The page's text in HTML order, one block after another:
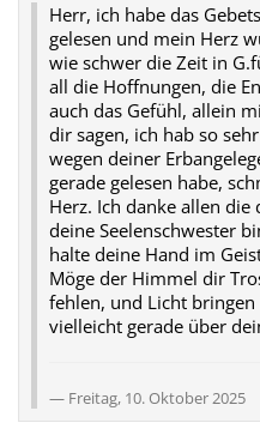
Herr, ich habe das
gelesen und mein Herz
wie schwer die Zeit in
all die Hoffnungen, die
auch das Gefühl, allein
dir sagen, ich hab so
wegen deiner
gerade gelesen habe,
Herz. Ich danke allen
deine Seelenschwester
halte deine Hand im
Möge der Himmel dir
fehlen, und Licht
vielleicht gerade über
Freitag, 10. Oktober 2025